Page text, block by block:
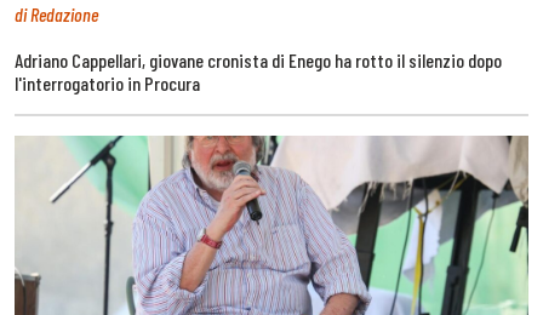
di Redazione
Adriano Cappellari, giovane cronista di Enego ha rotto il silenzio dopo
l'interrogatorio in Procura